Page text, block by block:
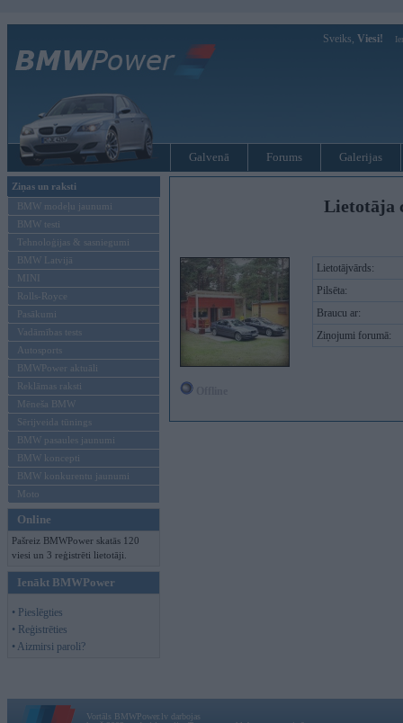
Sveiks, Viesi!
Galvenā Forums Galerijas
Ziņas un raksti
BMW modeļu jaunumi
BMW testi
Tehnoloģijas & sasniegumi
BMW Latvijā
MINI
Rolls-Royce
Pasākumi
Vadāmības tests
Autosports
BMWPower aktuāli
Reklāmas raksti
Mēneša BMW
Sērijveida tūnings
BMW pasaules jaunumi
BMW koncepti
BMW konkurentu jaunumi
Moto
Online
Pašreiz BMWPower skatās 120
viesi un 3 reģistrēti lietotāji.
Ienākt BMWPower
• Pieslēgties
• Reģistrēties
• Aizmirsi paroli?
Lietotāja
Lietotājvārds:
Pilsēta:
Braucu ar:
Ziņojumi forumā:
Vortāls BMWPower.lv darbojas